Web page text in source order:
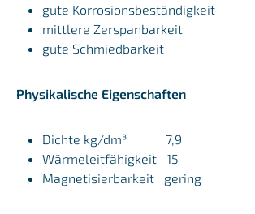
gute Korrosionsbeständigkeit
mittlere Zerspanbarkeit
gute Schmiedbarkeit
Physikalische Eigenschaften
Dichte kg/dm³ 7,9
Wärmeleitfähigkeit 15
Magnetisierbarkeit gering